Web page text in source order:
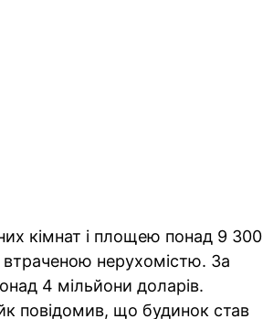
кімнат і площею понад 9 300
втраченою нерухомістю. За
4 мільйони доларів.
повідомив, що будинок став